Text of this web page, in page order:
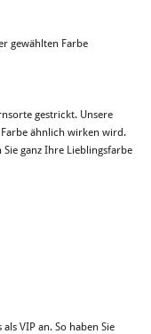
gewählten Farbe
gestrickt. Unsere
ähnlich wirken wird.
ganz Ihre Lieblingsfarbe
VIP an. So haben Sie